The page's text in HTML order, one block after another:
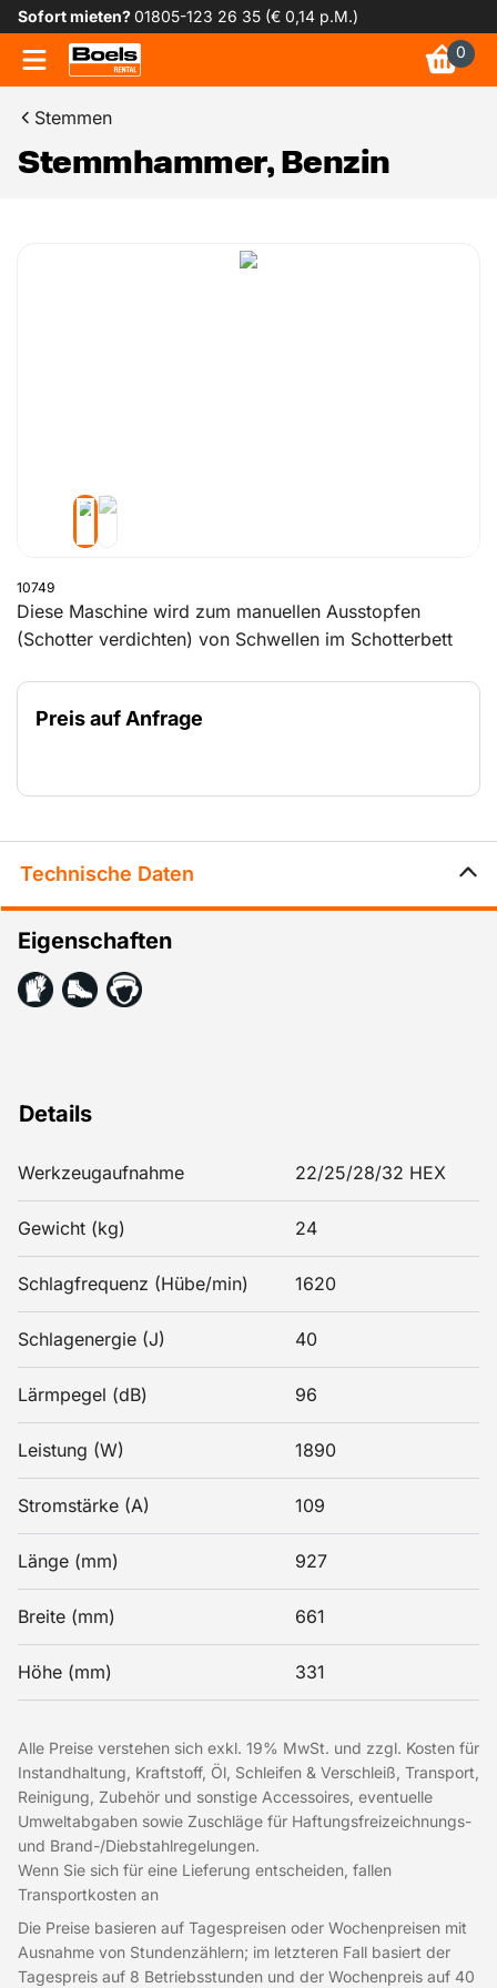
Sofort mieten?01805-123 26 35 (€ 0,14 p.M.)
0
Stemmen
Stemmhammer, Benzin
10749
Diese Maschine wird zum manuellen Ausstopfen
(Schotter verdichten) von Schwellen im Schotterbett
Preis auf Anfrage
Technische Daten
Details
Werkzeugaufnahme 22/25/28/32 HEX
Gewicht (kg) 24
Schlagfrequenz (Hübe/min) 1620
Schlagenergie (J) 40
Lärmpegel (dB) 96
Leistung (W) 1890
Stromstärke (A) 109
Länge (mm) 927
Breite (mm) 661
Höhe (mm) 331
Eigenschaften
Alle Preise verstehen sich exkl. 19% MwSt. und zzgl. Kosten für
Instandhaltung, Kraftstoff, Öl, Schleifen & Verschleiß, Transport,
Reinigung, Zubehör und sonstige Accessoires, eventuelle
Umweltabgaben sowie Zuschläge für Haftungsfreizeichnungs-
und Brand-/Diebstahlregelungen.
Wenn Sie sich für eine Lieferung entscheiden, fallen
Transportkosten an
Die Preise basieren auf Tagespreisen oder Wochenpreisen mit
Ausnahme von Stundenzählern; im letzteren Fall basiert der
Tagespreis auf 8 Betriebsstunden und der Wochenpreis auf 40